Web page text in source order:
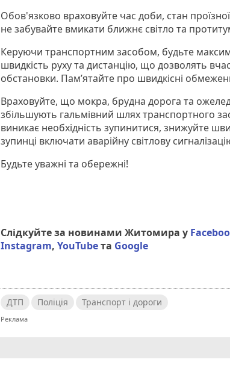
Обов'язково враховуйте час доби, стан
не забувайте вмикати ближнє світло та
Керуючи транспортним засобом, будьте
швидкість руху та дистанцію, що дозволять
обстановки. Пам’ятайте про швидкісні
Враховуйте, що мокра, брудна дорога та
збільшують гальмівний шлях транспортного
виникає необхідність зупинитися, знижуйте
зупинці включати аварійну світлову
Будьте уважні та обережні!
Слідкуйте за новинами Житомира у
Instagram,YouTubeта Google
ДТП Поліція Транспорт і дороги